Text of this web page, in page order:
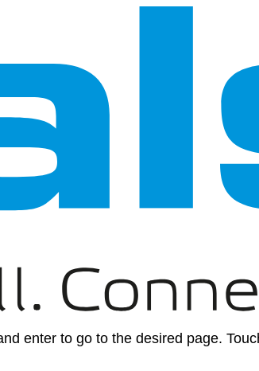
enter to go to the desired page.